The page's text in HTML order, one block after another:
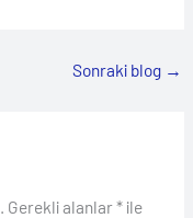
Sonraki blog →
Gerekli alanlar*ile